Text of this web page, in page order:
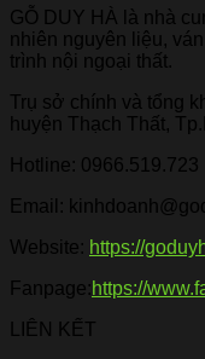
GỖ DUY HÀ là nhà
nhiên nguyên liệu,
trình nội ngoại thất.
Trụ sở chính và tổng
huyện Thạch Thất,
Hotline: 0966.519.723
Email:
Website: https://
Fanpage:https://
LIÊN KẾT